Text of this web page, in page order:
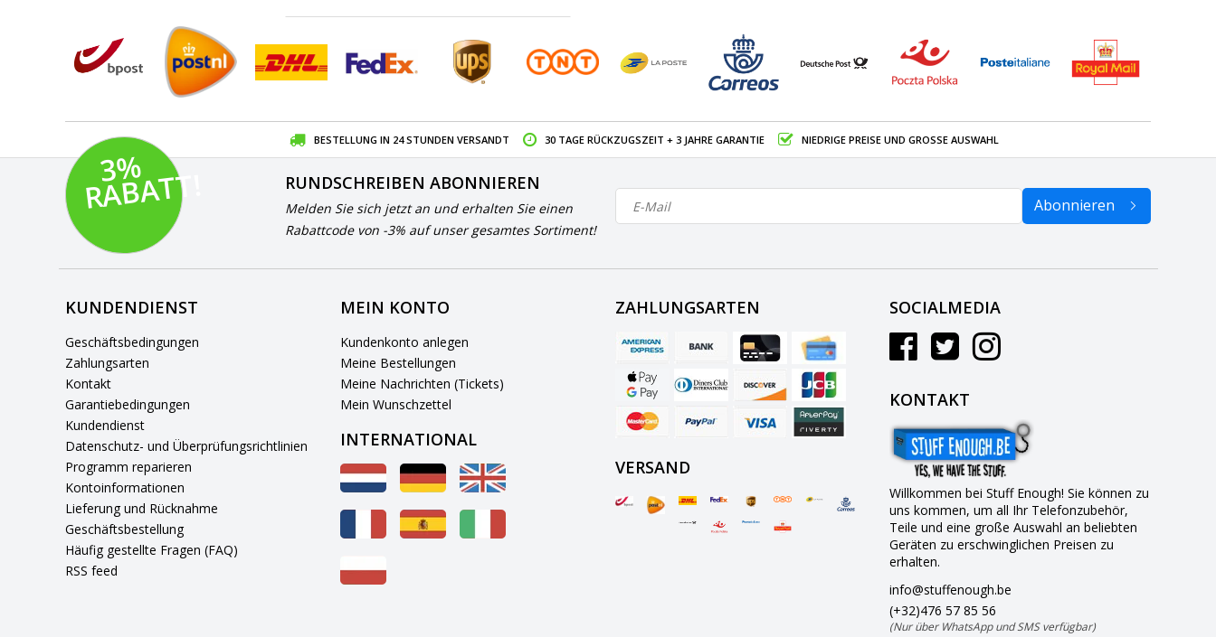
BESTELLUNG IN 24 STUNDEN VERSANDT 30 TAGE RÜCKZUGSZEIT + 3 JAHRE GARANTIE NIEDRIGE PREISE UND GROSSE AUSWAHL
3
%
R
A
B
A
T
T! RUNDSCHREIBEN ABONNIEREN
Melden Sie sich jetzt an und erhalten Sie einen
Rabattcode von -3% auf unser gesamtes Sortiment!
Abonnieren
KUNDENDIENST
Geschäftsbedingungen
Zahlungsarten
Kontakt
Garantiebedingungen
Kundendienst
Datenschutz- und Überprüfungsrichtlinien
Programm reparieren
Kontoinformationen
Lieferung und Rücknahme
Geschäftsbestellung
Häufig gestellte Fragen (FAQ)
RSS feed
MEIN KONTO
Kundenkonto anlegen
Meine Bestellungen
Meine Nachrichten (Tickets)
Mein Wunschzettel
INTERNATIONAL
ZAHLUNGSARTEN
VERSAND
SOCIALMEDIA
KONTAKT
Willkommen bei Stuff Enough! Sie können zu
uns kommen, um all Ihr Telefonzubehör,
Teile und eine große Auswahl an beliebten
Geräten zu erschwinglichen Preisen zu
erhalten.
info@stuffenough.be
(+32)476 57 85 56
(Nur über WhatsApp und SMS verfügbar)